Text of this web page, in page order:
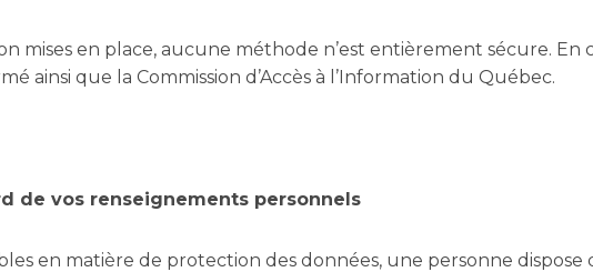
mises en place, aucune méthode n’est entièrement sécure. En
ainsi que la Commission d’Accès à l’Information du Québec.
de vos renseignements personnels
en matière de protection des données, une personne